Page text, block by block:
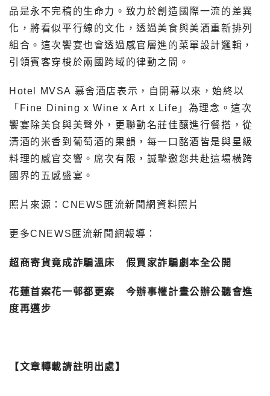
品是永不完稿的生命力。致力於創造國際一流的差異
化，將看似平行線的文化，透過美食與美酒重新排列
組合。這次饗宴也會透過感官層進的菜單設計邏輯，
引領賓客穿梭於兩國跨域的律動之間。
Hotel MVSA 慕舍酒店表示，自開幕以來，始終以
「Fine Dining x Wine x Art x Life」為理念。這次
饗宴除美食與美聲外，更聯動名莊佳釀進行餐搭，從
清酒的米香到葡萄酒的果韻，每一口酩酒皆是與星級
料理的感官交響。席次有限，誠摯邀您共赴這場橫跨
國界的五感盛宴。
照片來源：CNEWS匯流新聞網資料照片
更多CNEWS匯流新聞網報導：
超商寄貨竟成詐騙溫床 假買家詐騙劇本全公開
花蓮首案花一邨都更案 今辦事權計畫公辦公聽會進
度再邁步
【文章轉載請註明出處】